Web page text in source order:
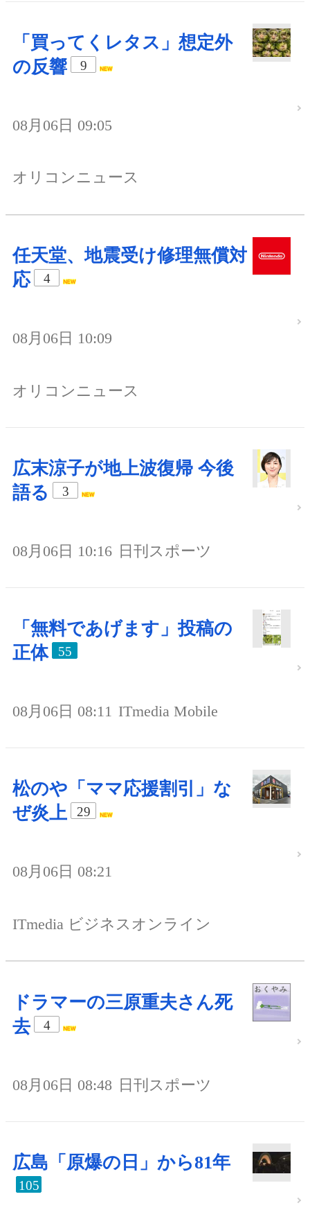
「買ってくレタス」想定外
の反響
9
08月06日 09:05
オリコンニュース
任天堂、地震受け修理無償対
応
4
08月06日 10:09
オリコンニュース
広末涼子が地上波復帰 今後
語る
3
08月06日 10:16 日刊スポーツ
「無料であげます」投稿の
正体
55
08月06日 08:11 ITmedia Mobile
松のや「ママ応援割引」な
ぜ炎上
29
08月06日 08:21
ITmedia ビジネスオンライン
ドラマーの三原重夫さん死
去
4
08月06日 08:48 日刊スポーツ
広島「原爆の日」から81年
105